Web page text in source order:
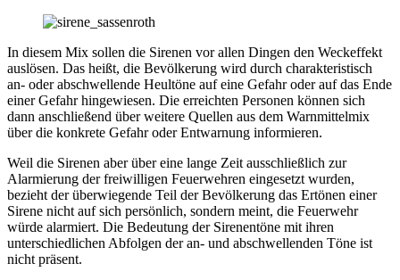
In diesem Mix sollen die Sirenen vor allen Dingen den Weckeffekt
auslösen. Das heißt, die Bevölkerung wird durch charakteristisch
an- oder abschwellende Heultöne auf eine Gefahr oder auf das Ende
einer Gefahr hingewiesen. Die erreichten Personen können sich
dann anschließend über weitere Quellen aus dem Warnmittelmix
über die konkrete Gefahr oder Entwarnung informieren.
Weil die Sirenen aber über eine lange Zeit ausschließlich zur
Alarmierung der freiwilligen Feuerwehren eingesetzt wurden,
bezieht der überwiegende Teil der Bevölkerung das Ertönen einer
Sirene nicht auf sich persönlich, sondern meint, die Feuerwehr
würde alarmiert. Die Bedeutung der Sirenentöne mit ihren
unterschiedlichen Abfolgen der an- und abschwellenden Töne ist
nicht präsent.